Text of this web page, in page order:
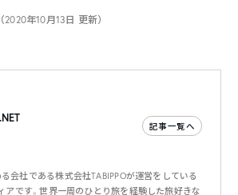
2020年10月13日 更新）
記事一覧へ
る会社である株式会社TABIPPOが運営をしている
ィアです。世界一周のひとり旅を経験した旅好きな